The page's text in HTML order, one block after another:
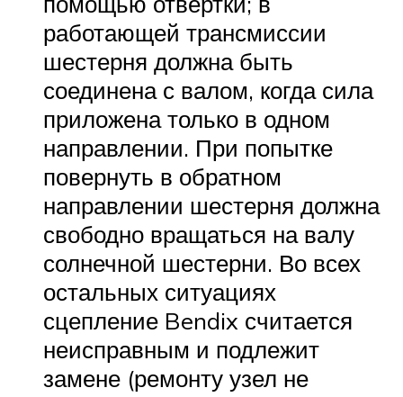
работающей трансмиссии
шестерня должна быть
соединена с валом, когда сила
приложена только в одном
направлении. При попытке
повернуть в обратном
направлении шестерня должна
свободно вращаться на валу
солнечной шестерни. Во всех
остальных ситуациях
сцепление Bendix считается
неисправным и подлежит
замене (ремонту узел не